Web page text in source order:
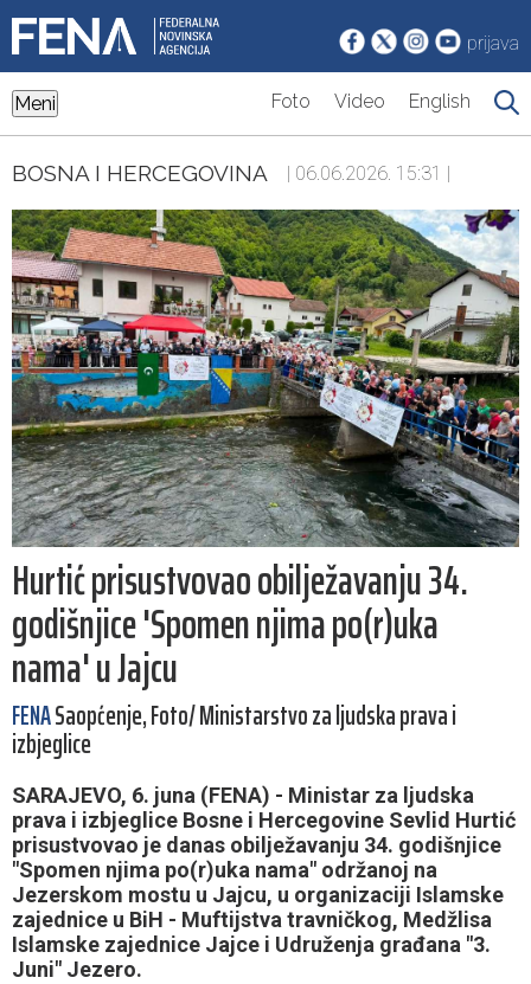
prijava
Meni Foto Video English
BOSNA I HERCEGOVINA | 06.06.2026. 15:31 |
Hurtić prisustvovao obilježavanju 34.
godišnjice 'Spomen njima po(r)uka
nama' u Jajcu
FENASaopćenje, Foto/ Ministarstvo za ljudska prava i
izbjeglice
SARAJEVO, 6. juna (FENA) - Ministar za ljudska
prava i izbjeglice Bosne i Hercegovine Sevlid Hurtić
prisustvovao je danas obilježavanju 34. godišnjice
"Spomen njima po(r)uka nama" održanoj na
Jezerskom mostu u Jajcu, u organizaciji Islamske
zajednice u BiH - Muftijstva travničkog, Medžlisa
Islamske zajednice Jajce i Udruženja građana "3.
Juni" Jezero.